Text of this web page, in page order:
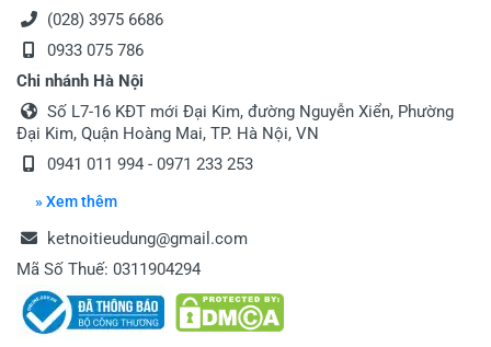
(028) 3975 6686
0933 075 786
Chi nhánh Hà Nội
Số L7-16 KĐT mới Đại Kim, đường Nguyễn Xiển, Phường
Đại Kim, Quận Hoàng Mai, TP. Hà Nội, VN
0941 011 994 - 0971 233 253
» Xem thêm
ketnoitieudung@gmail.com
Mã Số Thuế: 0311904294